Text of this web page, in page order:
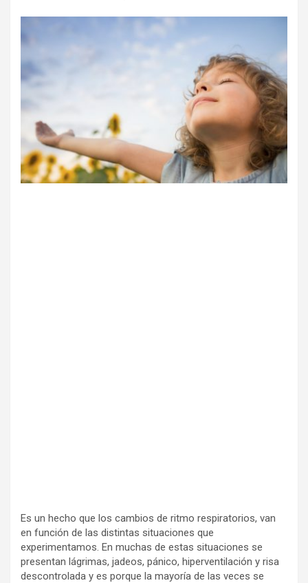
Es un hecho que los cambios de ritmo respiratorios, van
en función de las distintas situaciones que
experimentamos. En muchas de estas situaciones se
presentan lágrimas, jadeos, pánico, hiperventilación y risa
descontrolada y es porque la mayoría de las veces se